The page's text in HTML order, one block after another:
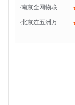
·南京全网物联
·北京连五洲万